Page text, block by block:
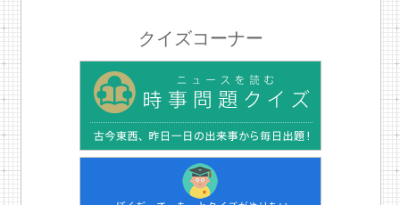
クイズコーナー